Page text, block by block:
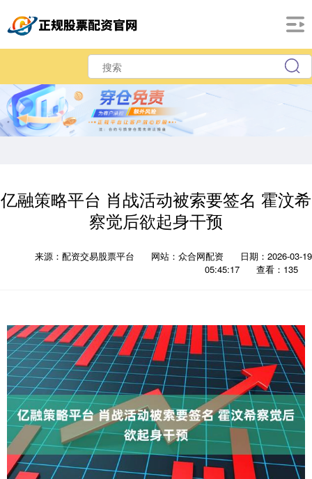
亿融策略平台 肖战活动被索要签名 霍汶希
察觉后欲起身干预
来源：配资交易股票平台 网站：众合网配资
日期：2026-03-19
05:45:17
查看：135